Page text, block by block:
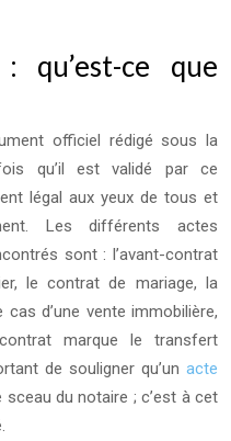
qu’est-ce que
officiel rédigé sous la
qu’il est validé par ce
légal aux yeux de tous et
Les différents actes
sont : l’avant-contrat
, le contrat de mariage, la
d’une vente immobilière,
marque le transfert
de souligner qu’un acte
du notaire ; c’est à cet